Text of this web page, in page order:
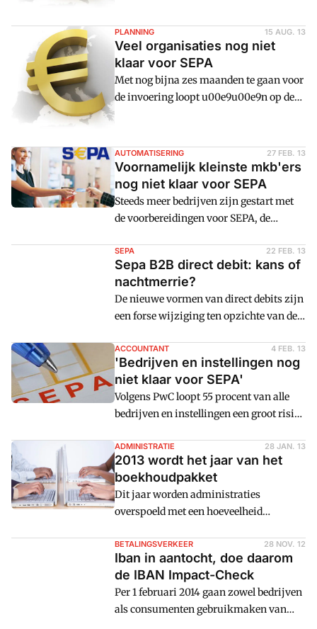
14 november 2013.
langere internationale
bankrekeningnummer. De Duitse
centrale bank maakt zich zorgen, zei de
president van de Bundesbank Carl-
Ludwig Thiele zaterdag .
PLANNING 15 AUG. 13
Veel organisaties nog niet
klaar voor SEPA
Met nog bijna zes maanden te gaan voor
de invoering loopt u00e9u00e9n op de
drie organisaties het risico niet op tijd
daardoor problemen krijgen met hun
reguliere betaal- en incasso-opdrachten.
AUTOMATISERING 27 FEB. 13
Voornamelijk kleinste mkb'ers
nog niet klaar voor SEPA
Steeds meer bedrijven zijn gestart met
de voorbereidingen voor SEPA, de
2014 wordt ingevoerd. Maar de kleinste
mkb'ers houden nog een afwachtende
houding aan. Zo blijkt uit de SEPA-
monitor van januari.
SEPA 22 FEB. 13
Sepa B2B direct debit: kans of
nachtmerrie?
De nieuwe vormen van direct debits zijn
een forse wijziging ten opzichte van de
van de twee typen Eropese direct debits
kan een vervanging van een bestaand
proces betekenen, maar kan ook
aanleiding zijn te kijken naar
alternatieve vormen van contracteren,
veranderingen nodig of wenselijk zijn is
afhankelijk van de bedrijfsspecifieke
omstandigheden. Kortom, een
strategische keuze.
ACCOUNTANT 4 FEB. 13
'Bedrijven en instellingen nog
niet klaar voor SEPA'
Volgens PwC loopt 55 procent van alle
bedrijven en instellingen een groot risico
halen voor het invoeren van SEPA. Dat
blijkt uit een onderzoek van PwC onder
bijna 300 treasury- en it-specialisten
over de mate waarin hun organisatie
klaar is voor SEPA.
ADMINISTRATIE 28 JAN. 13
2013 wordt het jaar van het
boekhoudpakket
Dit jaar worden administraties
overspoeld met een hoeveelheid
& IBAN, BTW-aangiftes en de
Werkkostenregeling. Deze
ontwikkelingen zullen heel wat vergen
van de financiu00eble administratie,
maar ze zullen ook veel impact hebben
BETALINGSVERKEER 28 NOV. 12
Iban in aantocht, doe daarom
de IBAN Impact-Check
Per 1 februari 2014 gaan zowel bedrijven
als consumenten gebruikmaken van